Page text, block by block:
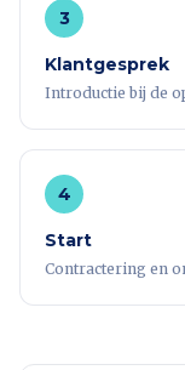
3
Klantgesprek
Introductie bij de
4
Start
Contractering en